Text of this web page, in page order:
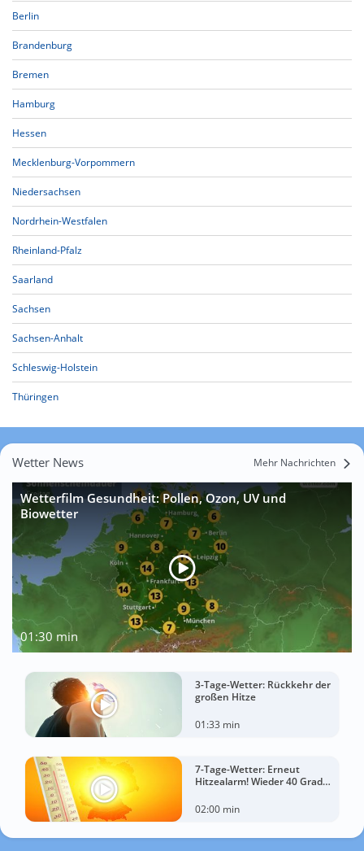
Berlin
Brandenburg
Bremen
Hamburg
Hessen
Mecklenburg-Vorpommern
Niedersachsen
Nordrhein-Westfalen
Rheinland-Pfalz
Saarland
Sachsen
Sachsen-Anhalt
Schleswig-Holstein
Thüringen
Wetter News Mehr Nachrichten
Wetterfilm Gesundheit: Pollen, Ozon, UV und
Biowetter
01:30 min
3-Tage-Wetter: Rückkehr der
großen Hitze
01:33 min
7-Tage-Wetter: Erneut
Hitzealarm! Wieder 40 Grad
02:00 min